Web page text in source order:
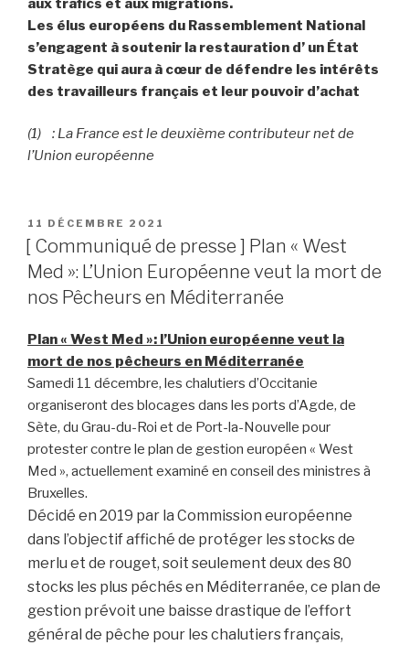
Les élus européens du Rassemblement National
s’engagent à soutenir la restauration d’ un État
Stratège qui aura à cœur de défendre les intérêts
des travailleurs français et leur pouvoir d’achat
(1) : La France est le deuxième contributeur net de
l’Union européenne
PUBLIÉ
LE
11 DÉCEMBRE 2021
[ Communiqué de presse ] Plan « West
Med »: L’Union Européenne veut la mort de
nos Pêcheurs en Méditerranée
Plan « West Med »: l’Union européenne veut la
mort de nos pêcheurs en Méditerranée
Samedi 11 décembre, les chalutiers d’Occitanie
organiseront des blocages dans les ports d’Agde, de
Sète, du Grau-du-Roi et de Port-la-Nouvelle pour
protester contre le plan de gestion européen « West
Med », actuellement examiné en conseil des ministres à
Bruxelles.
Décidé en 2019 par la Commission européenne
dans l’objectif affiché de protéger les stocks de
merlu et de rouget, soit seulement deux des 80
stocks les plus péchés en Méditerranée, ce plan de
gestion prévoit une baisse drastique de l’effort
général de pêche pour les chalutiers français,